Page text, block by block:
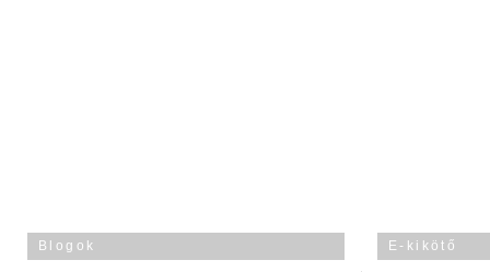
Blogok E-kikötő